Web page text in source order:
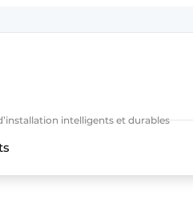
intelligents et durables